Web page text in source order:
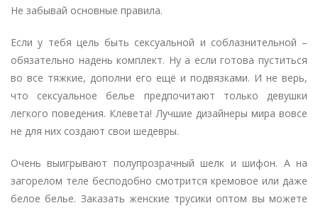
Не забывай основные правила.
Если у тебя цель быть сексуальной и соблазнительной –
обязательно надень комплект. Ну а если готова пуститься
во все тяжкие, дополни его ещё и подвязками. И не верь,
что сексуальное белье предпочитают только девушки
легкого поведения. Клевета! Лучшие дизайнеры мира вовсе
не для них создают свои шедевры.
Очень выигрывают полупрозрачный шелк и шифон. А на
загорелом теле бесподобно смотрится кремовое или даже
белое белье. Заказать женские трусики оптом вы можете